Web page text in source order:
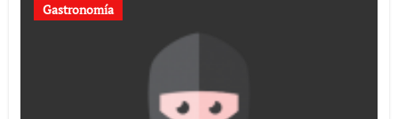
Gastronomía